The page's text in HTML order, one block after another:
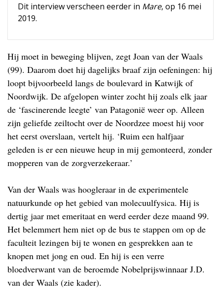
Dit interview verscheen eerder in Mare, op 16 mei
2019.
Hij moet in beweging blijven, zegt Joan van der Waals
(99). Daarom doet hij dagelijks braaf zijn oefeningen: hij
loopt bijvoorbeeld langs de boulevard in Katwijk of
Noordwijk. De afgelopen winter zocht hij zoals elk jaar
de ‘fascinerende leegte’ van Patagonië weer op. Alleen
zijn geliefde zeiltocht over de Noordzee moest hij voor
het eerst overslaan, vertelt hij. ‘Ruim een halfjaar
geleden is er een nieuwe heup in mij gemonteerd, zonder
mopperen van de zorgverzekeraar.’
Van der Waals was hoogleraar in de experimentele
natuurkunde op het gebied van molecuulfysica. Hij is
dertig jaar met emeritaat en werd eerder deze maand 99.
Het belemmert hem niet op de bus te stappen om op de
faculteit lezingen bij te wonen en gesprekken aan te
knopen met jong en oud. En hij is een verre
bloedverwant van de beroemde Nobelprijswinnaar J.D.
van der Waals (zie kader).